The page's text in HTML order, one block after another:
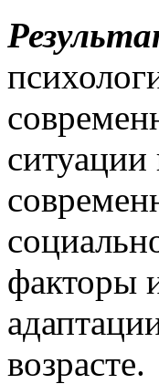
факторы
возрасте.